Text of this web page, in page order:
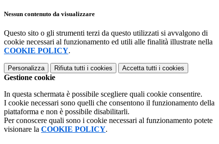
Nessun contenuto da visualizzare
Questo sito o gli strumenti terzi da questo utilizzati si avvalgono di
cookie necessari al funzionamento ed utili alle finalità illustrate nella
COOKIE POLICY.
Personalizza Rifiuta tutti i cookies Accetta tutti i cookies
Gestione cookie
In questa schermata è possibile scegliere quali cookie consentire.
I cookie necessari sono quelli che consentono il funzionamento della
piattaforma e non è possibile disabilitarli.
Per conoscere quali sono i cookie necessari al funzionamento potete
visionare la COOKIE POLICY.